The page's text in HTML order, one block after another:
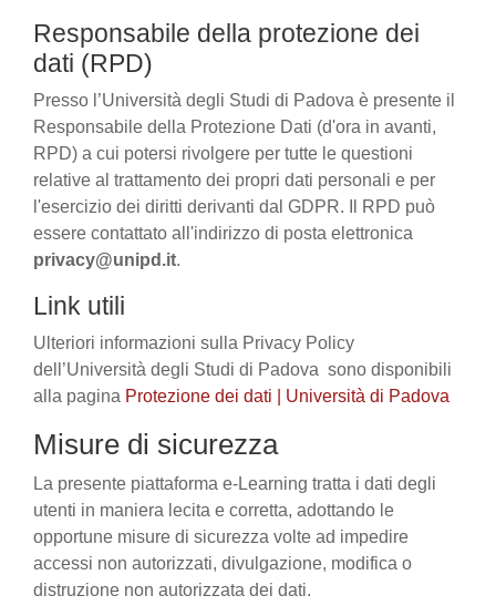
Responsabile della protezione dei
dati (RPD)
Presso l’Università degli Studi di Padova è presente il
Responsabile della Protezione Dati (d'ora in avanti,
RPD) a cui potersi rivolgere per tutte le questioni
relative al trattamento dei propri dati personali e per
l'esercizio dei diritti derivanti dal GDPR. Il RPD può
essere contattato all'indirizzo di posta elettronica
privacy@unipd.it.
Link utili
Ulteriori informazioni sulla Privacy Policy
dell’Università degli Studi di Padova sono disponibili
alla pagina Protezione dei dati | Università di Padova
Misure di sicurezza
La presente piattaforma e-Learning tratta i dati degli
utenti in maniera lecita e corretta, adottando le
opportune misure di sicurezza volte ad impedire
accessi non autorizzati, divulgazione, modifica o
distruzione non autorizzata dei dati.